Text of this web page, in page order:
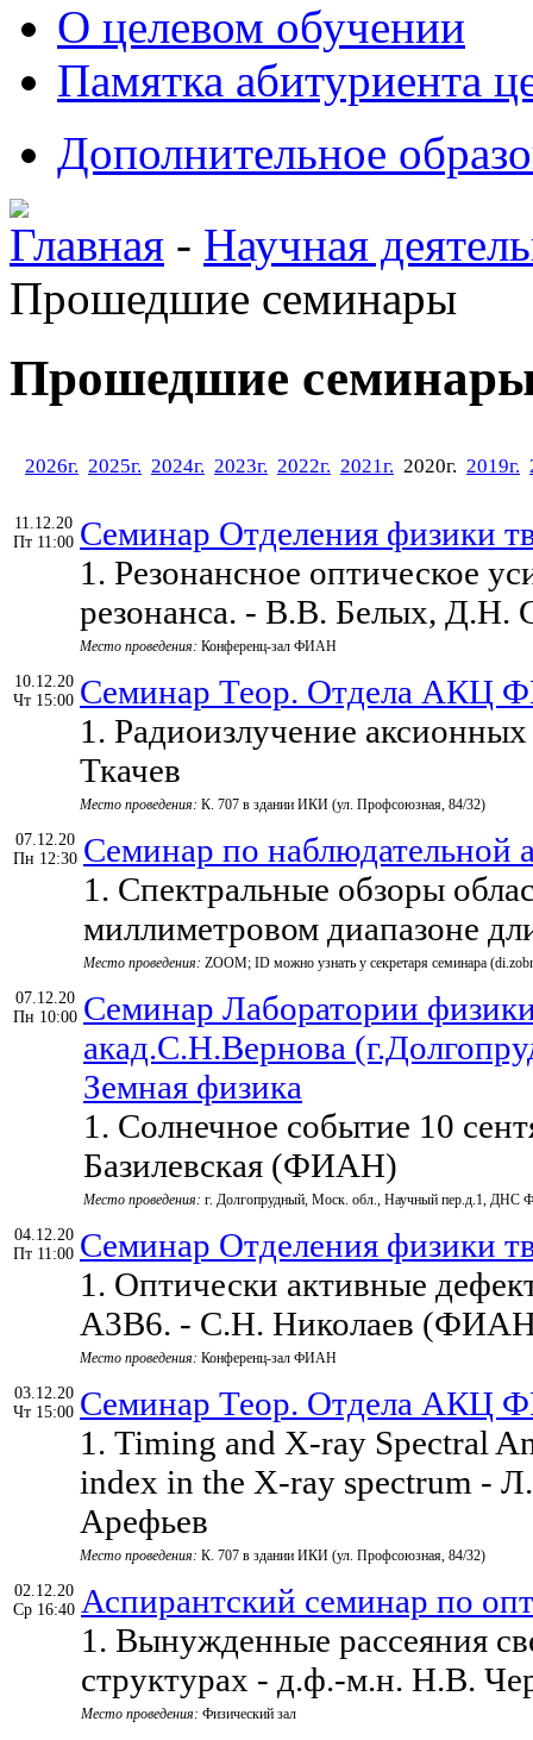
О целевом обучении
Памятка абитуриента
Дополнительное
Главная - Научная
Прошедшие семинары
Прошедшие
2026г. 2025г. 2024г. 2023г. 2022г. 2021г. 2020г. 2019г.
11.12.20
Пт 11:00 Семинар Отделения физики
1. Резонансное оптическое
резонанса. - В.В. Белых,
Место проведения: Конференц-зал ФИАН
10.12.20
Чт 15:00 Семинар Теор. Отдела АКЦ
1. Радиоизлучение
Ткачев
Место проведения: К. 707 в здании ИКИ (ул. Профсоюзная, 84/32)
07.12.20
Пн 12:30 Семинар по
1. Спектральные обзоры
миллиметровом диапазоне
Место проведения: ZOOM; ID можно узнать у секретаря семинара
07.12.20
Пн 10:00 Семинар Лаборатории
акад.С.Н.Вернова
Земная физика
1. Солнечное событие 10
Базилевская (ФИАН)
Место проведения: г. Долгопрудный, Моск. обл., Научный пер.д.1,
04.12.20
Пт 11:00 Семинар Отделения физики
1. Оптически активные
A3B6. - С.Н. Николаев
Место проведения: Конференц-зал ФИАН
03.12.20
Чт 15:00 Семинар Теор. Отдела АКЦ
1. Timing and X-ray Spectral
index in the X-ray spectrum -
Арефьев
Место проведения: К. 707 в здании ИКИ (ул. Профсоюзная, 84/32)
02.12.20
Ср 16:40 Аспирантский семинар по
1. Вынужденные рассеяния
структурах - д.ф.-м.н. Н.В.
Место проведения: Физический зал